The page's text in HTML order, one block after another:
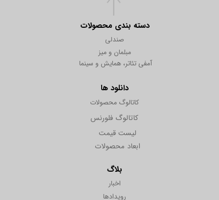
دسته بندی محصولات
صندلی
مبلمان و میز
آمفی تئاتر، همایش و سینما
دانلود ها
کاتالوگ محصولات
کاتالوگ فلورنس
بلاگ
اخبار
رویدادها
ابعاد محصولات
لیست قیمت